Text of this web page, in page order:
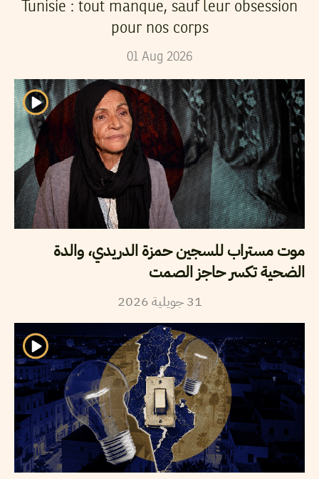
Tunisie : tout manque, sauf leur obsession
pour nos corps
01 Aug 2026
موت مستراب للسجين حمزة الدريدي، والدة
الضحية تكسر حاجز الصمت
31 جويلية2026